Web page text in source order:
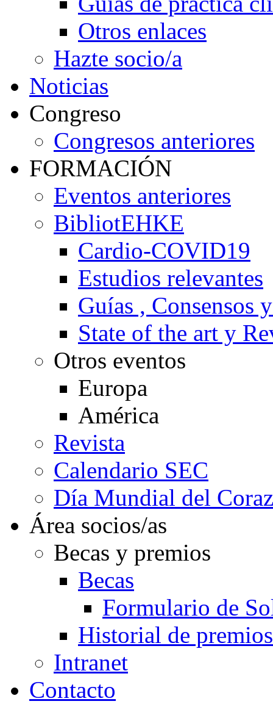
Otros enlaces
Hazte socio/a
Noticias
Congreso
Congresos anteriores
FORMACIÓN
Eventos anteriores
BibliotEHKE
Cardio-COVID19
Estudios relevantes
Guías , Consensos
State of the art y
Otros eventos
Europa
América
Revista
Calendario SEC
Día Mundial del
Área socios/as
Becas y premios
Becas
Formulario de
Historial de premios
Intranet
Contacto